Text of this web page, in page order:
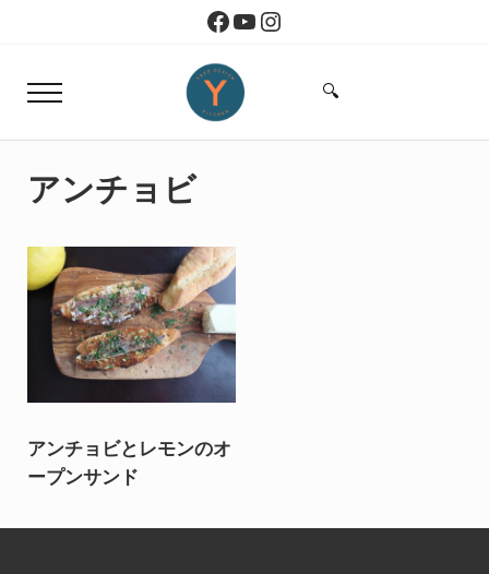
Skip to header right navigationFacebook
YouTube
Instagram
Menu
Yoko Design Kitchen
Search...
🔍
アンチョビ
アンチョビとレモンのオ
ープンサンド